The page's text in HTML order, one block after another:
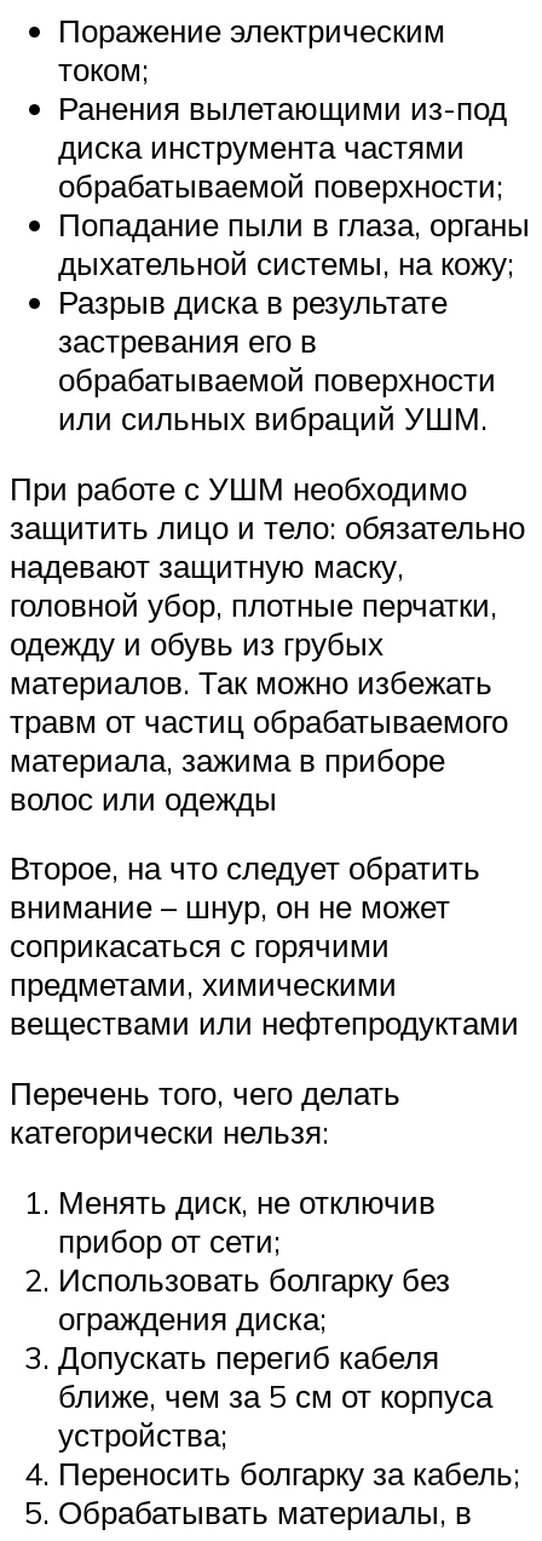
Поражение электрическим
током;
Ранения вылетающими из-под
диска инструмента частями
обрабатываемой поверхности;
Попадание пыли в глаза, органы
дыхательной системы, на кожу;
Разрыв диска в результате
застревания его в
обрабатываемой поверхности
или сильных вибраций УШМ.
При работе с УШМ необходимо
защитить лицо и тело: обязательно
надевают защитную маску,
головной убор, плотные перчатки,
одежду и обувь из грубых
материалов. Так можно избежать
травм от частиц обрабатываемого
материала, зажима в приборе
волос или одежды
Второе, на что следует обратить
внимание – шнур, он не может
соприкасаться с горячими
предметами, химическими
веществами или нефтепродуктами
Перечень того, чего делать
категорически нельзя:
Менять диск, не отключив
прибор от сети;
Использовать болгарку без
ограждения диска;
Допускать перегиб кабеля
ближе, чем за 5 см от корпуса
устройства;
Переносить болгарку за кабель;
Обрабатывать материалы, в